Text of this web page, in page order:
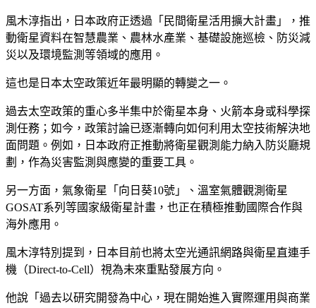
風木淳指出，日本政府正透過「民間衛星活用擴大計畫」，推
動衛星資料在智慧農業、農林水產業、基礎設施巡檢、防災減
災以及環境監測等領域的應用。
這也是日本太空政策近年最明顯的轉變之一。
過去太空政策的重心多半集中於衛星本身、火箭本身或科學探
測任務；如今，政策討論已逐漸轉向如何利用太空技術解決地
面問題。例如，日本政府正推動將衛星觀測能力納入防災廳規
劃，作為災害監測與應變的重要工具。
另一方面，氣象衛星「向日葵10號」、溫室氣體觀測衛星
GOSAT系列等國家級衛星計畫，也正在積極推動國際合作與
海外應用。
風木淳特別提到，日本目前也將太空光通訊網路與衛星直連手
機（Direct-to-Cell）視為未來重點發展方向。
他說「過去以研究開發為中心，現在開始進入實際運用與商業